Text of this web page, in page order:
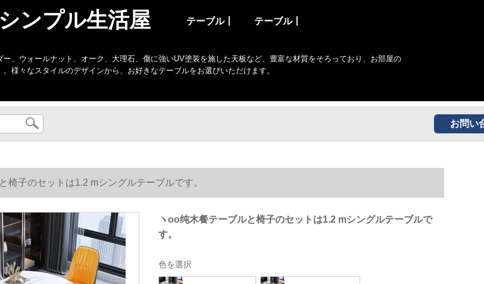
シンプル生活屋 テーブル丨 テーブル丨
、ウォールナット、オーク、大理石、傷に強いUV塗装を施した天板など、豊富な材質をそろっており、お部屋の
様々なスタイルのデザインから、お好きなテーブルをお選びいただけます。
お問い
椅子のセットは1.2 mシングルテーブルです。
ヽoo纯木餐テーブルと椅子のセットは1.2 mシングルテーブルで
す。
色を選択